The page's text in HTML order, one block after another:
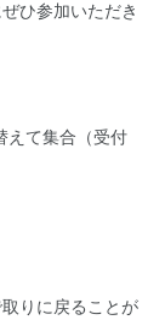
ひ参加いただき
えて集合（受付
りに戻ることが